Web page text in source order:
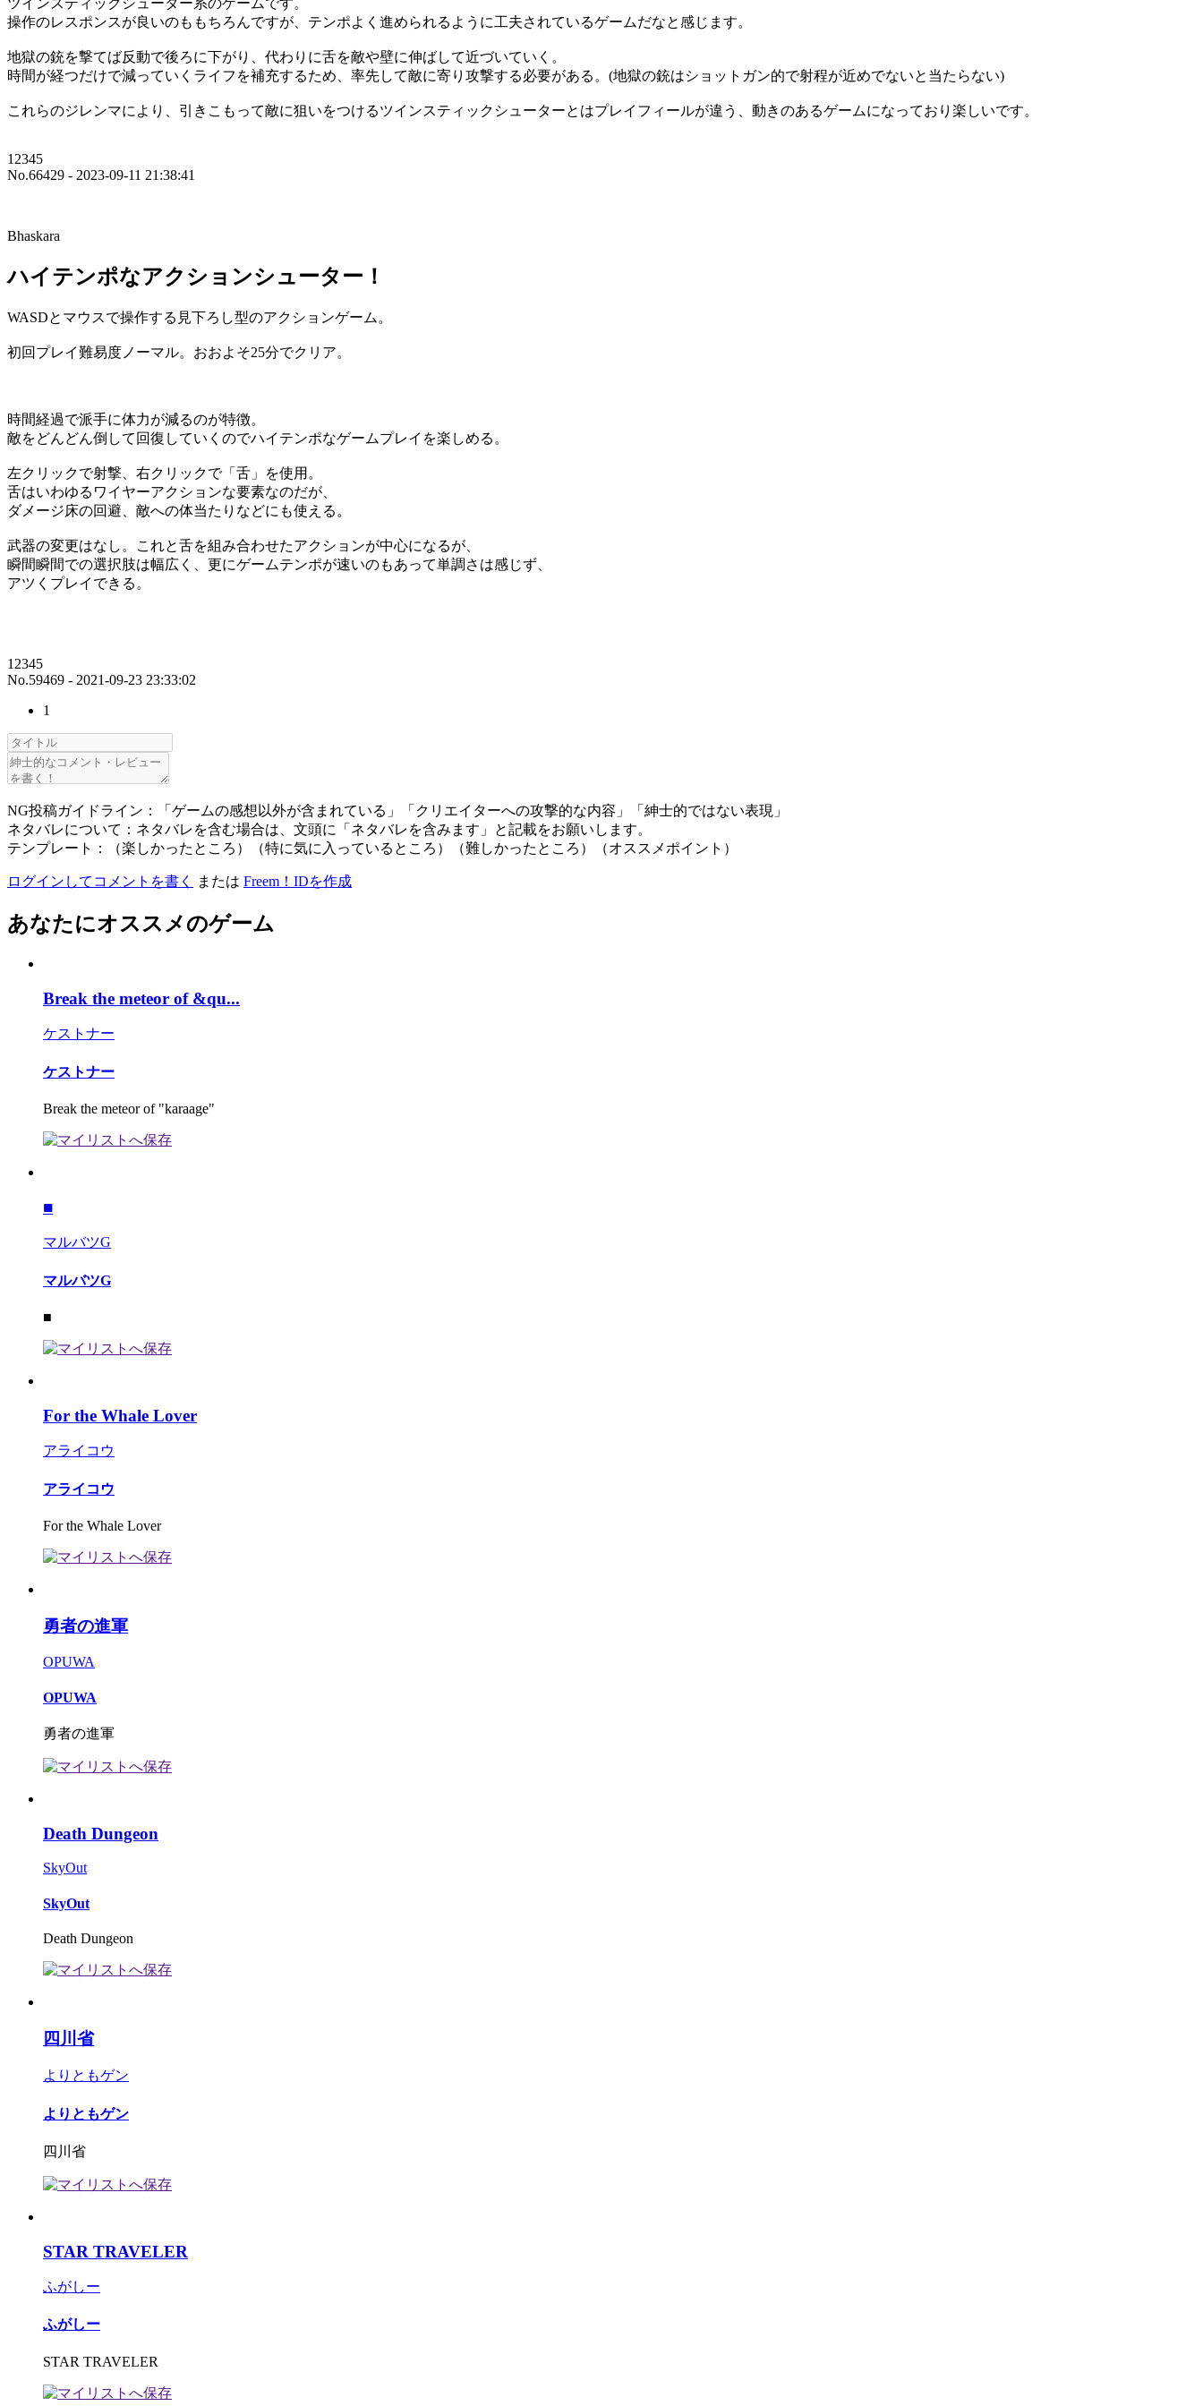
ツインスティックシューター系のゲームです。
操作のレスポンスが良いのももちろんですが、テンポよく進められるように工夫されているゲームだなと感じます。
地獄の銃を撃てば反動で後ろに下がり、代わりに舌を敵や壁に伸ばして近づいていく。
時間が経つだけで減っていくライフを補充するため、率先して敵に寄り攻撃する必要がある。(地獄の銃はショットガン的で射程が近めでないと当たらない)
これらのジレンマにより、引きこもって敵に狙いをつけるツインスティックシューターとはプレイフィールが違う、動きのあるゲームになっており楽しいです。
12345
No.66429 - 2023-09-11 21:38:41
Bhaskara
ハイテンポなアクションシューター！
WASDとマウスで操作する見下ろし型のアクションゲーム。
初回プレイ難易度ノーマル。おおよそ25分でクリア。
時間経過で派手に体力が減るのが特徴。
敵をどんどん倒して回復していくのでハイテンポなゲームプレイを楽しめる。
左クリックで射撃、右クリックで「舌」を使用。
舌はいわゆるワイヤーアクションな要素なのだが、
ダメージ床の回避、敵への体当たりなどにも使える。
武器の変更はなし。これと舌を組み合わせたアクションが中心になるが、
瞬間瞬間での選択肢は幅広く、更にゲームテンポが速いのもあって単調さは感じず、
アツくプレイできる。
12345
No.59469 - 2021-09-23 23:33:02
1
NG投稿ガイドライン：「ゲームの感想以外が含まれている」「クリエイターへの攻撃的な内容」「紳士的ではない表現」
ネタバレについて：ネタバレを含む場合は、文頭に「ネタバレを含みます」と記載をお願いします。
テンプレート：（楽しかったところ）（特に気に入っているところ）（難しかったところ）（オススメポイント）
ログインしてコメントを書く または Freem！IDを作成
あなたにオススメのゲーム
Break the meteor of &qu...
ケストナー
ケストナー
Break the meteor of "karaage"
■
マルバツG
マルバツG
■
For the Whale Lover
アライコウ
アライコウ
For the Whale Lover
勇者の進軍
OPUWA
OPUWA
勇者の進軍
Death Dungeon
SkyOut
SkyOut
Death Dungeon
四川省
よりともゲン
よりともゲン
四川省
STAR TRAVELER
ふがしー
ふがしー
STAR TRAVELER